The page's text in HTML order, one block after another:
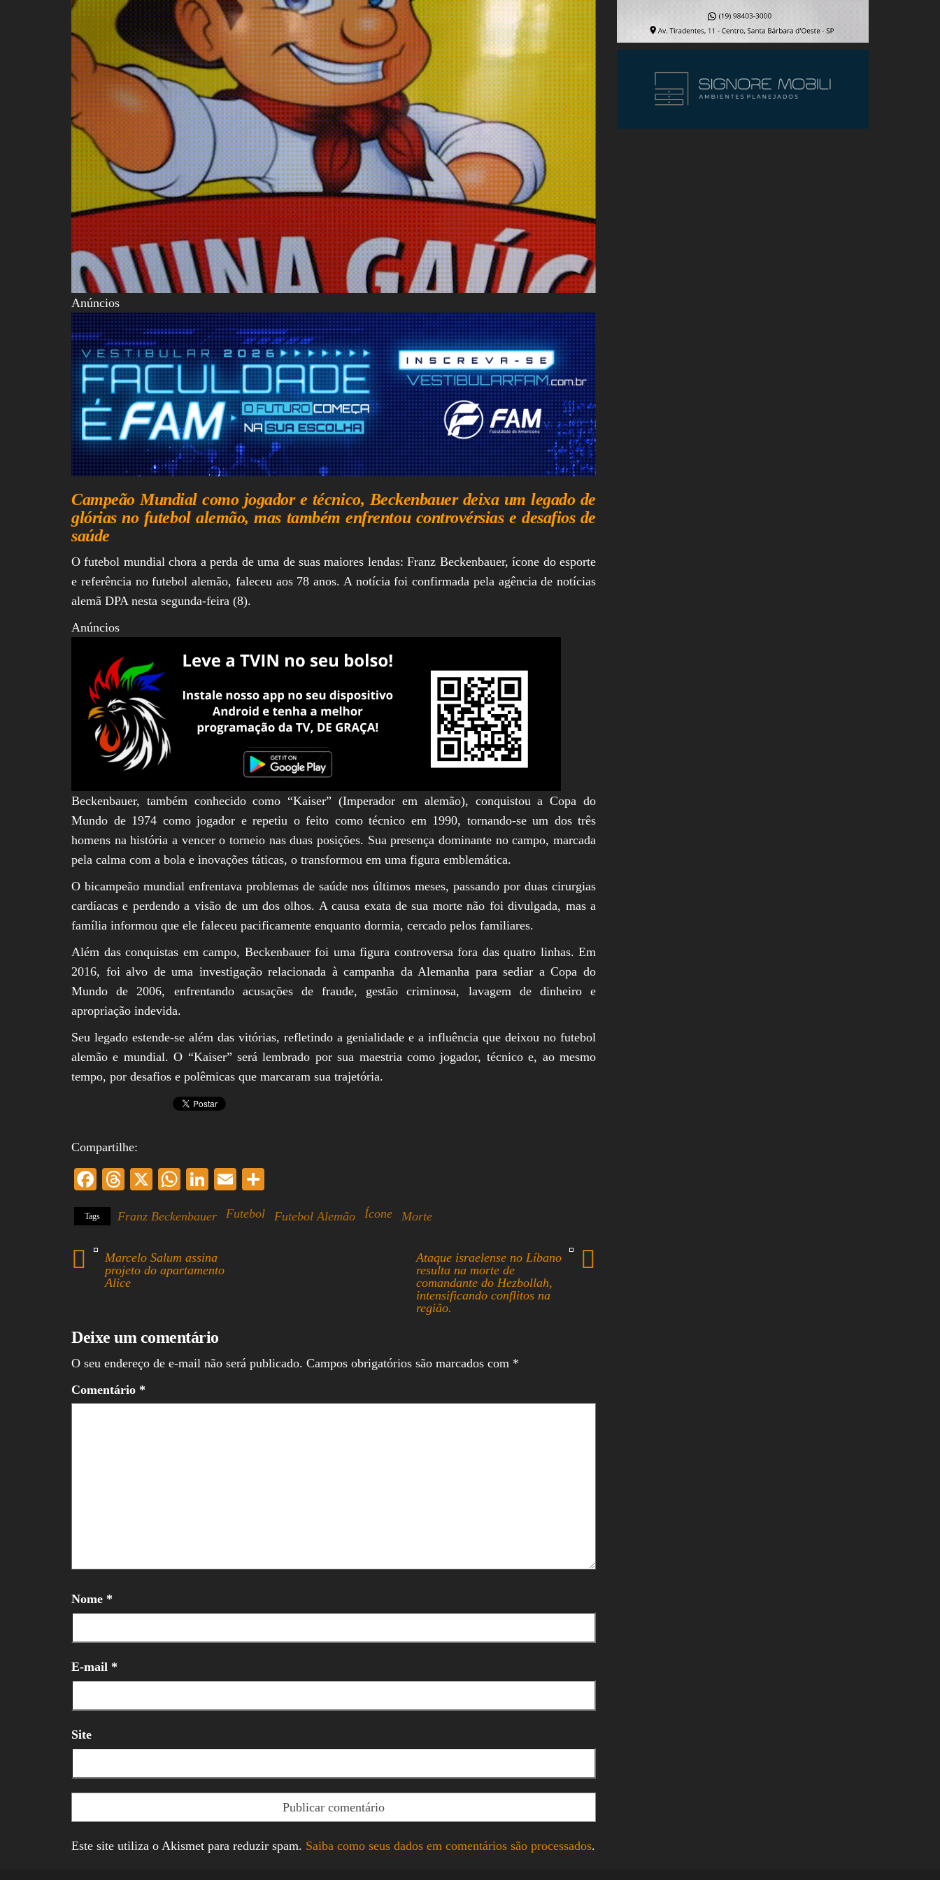
Assembleia
Legislativa,
Senado, São Paulo,
Rio de Janeiro,
Brasília, Nordeste,
Norte, Centro-
Oeste, Sul, Sudeste,
Gastronomia,
Vinhos, Bebidas,
Cervejas, Comida,
Receitas, Chef, RH,
Emprego,
Empreendedorismo,
Negócios,
Oportunidades,
Anúncios
Campeão Mundial como jogador e técnico, Beckenbauer deixa um legado de
glórias no futebol alemão, mas também enfrentou controvérsias e desafios de
saúde
O futebol mundial chora a perda de uma de suas maiores lendas: Franz Beckenbauer, ícone do esporte
e referência no futebol alemão, faleceu aos 78 anos. A notícia foi confirmada pela agência de notícias
alemã DPA nesta segunda-feira (8).
Anúncios
Beckenbauer, também conhecido como “Kaiser” (Imperador em alemão), conquistou a Copa do
Mundo de 1974 como jogador e repetiu o feito como técnico em 1990, tornando-se um dos três
homens na história a vencer o torneio nas duas posições. Sua presença dominante no campo, marcada
pela calma com a bola e inovações táticas, o transformou em uma figura emblemática.
O bicampeão mundial enfrentava problemas de saúde nos últimos meses, passando por duas cirurgias
cardíacas e perdendo a visão de um dos olhos. A causa exata de sua morte não foi divulgada, mas a
família informou que ele faleceu pacificamente enquanto dormia, cercado pelos familiares.
Além das conquistas em campo, Beckenbauer foi uma figura controversa fora das quatro linhas. Em
2016, foi alvo de uma investigação relacionada à campanha da Alemanha para sediar a Copa do
Mundo de 2006, enfrentando acusações de fraude, gestão criminosa, lavagem de dinheiro e
apropriação indevida.
Seu legado estende-se além das vitórias, refletindo a genialidade e a influência que deixou no futebol
alemão e mundial. O “Kaiser” será lembrado por sua maestria como jogador, técnico e, ao mesmo
tempo, por desafios e polêmicas que marcaram sua trajetória.
Compartilhe:
Fa
ce
bo
ok
T
ea
ds
X
W
ts
pp
Li
ed
E
ail
re
Tags Franz Beckenbauer Futebol Futebol Alemão Ícone Morte
Marcelo Salum assina
projeto do apartamento
Alice
Ataque israelense no Líbano
resulta na morte de
comandante do Hezbollah,
intensificando conflitos na
região.
Deixe um comentário
O seu endereço de e-mail não será publicado. Campos obrigatórios são marcados com *
Comentário *
Nome *
E-mail *
Site
Este site utiliza o Akismet para reduzir spam. Saiba como seus dados em comentários são processados.